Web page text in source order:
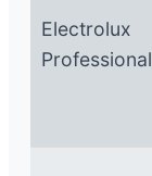
Electrolux
Professional